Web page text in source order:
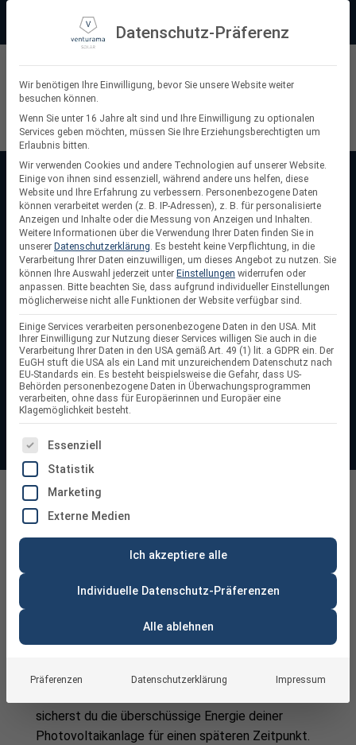
springen
+49 (0) 64 64 37 19 5 - 0
Suchen
nach:
Startseite/Batteriespeicher PV
Batteriespeicher PV
Mit einem Batteriespeicher für Solaranlagen nutzt du
deinen selbst erzeugten Solarstrom genau dann, wenn du
ihn brauchst. PV-Batteriespeicher speichern überschüssige
Energie aus deiner Photovoltaikanlage und erhöhen so den
Eigenverbrauch, senken Stromkosten und sorgen für mehr
Unabhängigkeit vom Netz. Ob für Eigenheime,
Gewerbebetriebe oder Balkonkraftwerke – hier findest du
die passende Speicherlösung für eine nachhaltige und
effiziente Energieversorgung.
sicherst du die überschüssige Energie deiner
Photovoltaikanlage für einen späteren Zeitpunkt.
Datenschutz-Präferenz
Wir benötigen Ihre Einwilligung, bevor Sie unsere Website weiter
besuchen können.
Wenn Sie unter 16 Jahre alt sind und Ihre Einwilligung zu optionalen
Services geben möchten, müssen Sie Ihre Erziehungsberechtigten um
Erlaubnis bitten.
Wir verwenden Cookies und andere Technologien auf unserer Website.
Einige von ihnen sind essenziell, während andere uns helfen, diese
Website und Ihre Erfahrung zu verbessern. Personenbezogene Daten
können verarbeitet werden (z. B. IP-Adressen), z. B. für personalisierte
Anzeigen und Inhalte oder die Messung von Anzeigen und Inhalten.
Weitere Informationen über die Verwendung Ihrer Daten finden Sie in
unserer Datenschutzerklärung. Es besteht keine Verpflichtung, in die
Verarbeitung Ihrer Daten einzuwilligen, um dieses Angebot zu nutzen. Sie
können Ihre Auswahl jederzeit unter Einstellungen widerrufen oder
anpassen. Bitte beachten Sie, dass aufgrund individueller Einstellungen
möglicherweise nicht alle Funktionen der Website verfügbar sind.
Einige Services verarbeiten personenbezogene Daten in den USA. Mit
Ihrer Einwilligung zur Nutzung dieser Services willigen Sie auch in die
Verarbeitung Ihrer Daten in den USA gemäß Art. 49 (1) lit. a GDPR ein. Der
EuGH stuft die USA als ein Land mit unzureichendem Datenschutz nach
EU-Standards ein. Es besteht beispielsweise die Gefahr, dass US-
Behörden personenbezogene Daten in Überwachungsprogrammen
verarbeiten, ohne dass für Europäerinnen und Europäer eine
Klagemöglichkeit besteht.
ES FOLGT EINE LISTE DER SERVICE-GRUPPEN, FÜR
Essenziell
Statistik
Marketing
Externe Medien
Ich akzeptiere alle
Individuelle Datenschutz-Präferenzen
Alle ablehnen
Präferenzen Datenschutzerklärung Impressum